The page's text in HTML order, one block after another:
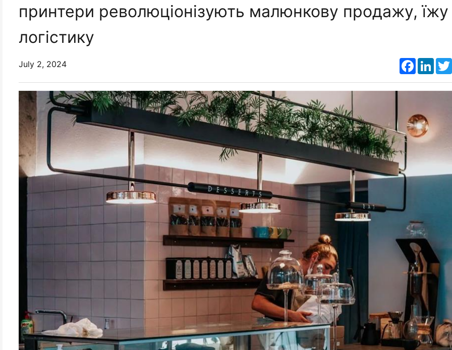
принтери революціонізують малюнкову продажу, їжу
логістику
July 2, 2024